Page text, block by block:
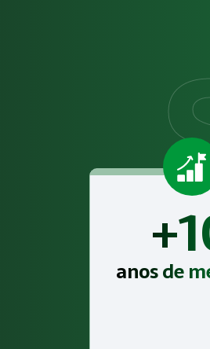
Empresas que exercem atividades
Atendimento
A Megatrab - Engenharia de
anos de